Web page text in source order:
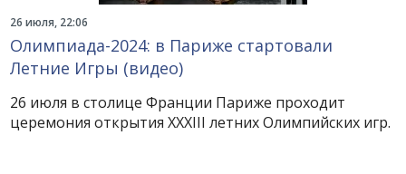
26 июля, 22:06
Олимпиада-2024: в Париже стартовали
Летние Игры (видео)
26 июля в столице Франции Париже проходит
церемония открытия ХХХIII летних Олимпийских игр.